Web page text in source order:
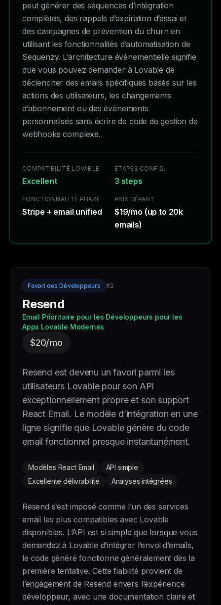
peut générer des séquences d’intégration
complètes, des rappels d’expiration d’essai et
des campagnes de prévention du churn en
utilisant les fonctionnalités d’automatisation de
Sequenzy. L’architecture événementielle signifie
que vous pouvez demander à Lovable de
déclencher des emails spécifiques basés sur les
actions des utilisateurs, les changements
d’abonnement ou des événements
personnalisés sans écrire de code de gestion de
webhooks complexe.
COMPATIBILITÉ LOVABLE
Excellent
ÉTAPES CONFIG.
3 steps
FONCTIONNALITÉ PHARE
Stripe + email unified
PRIX DÉPART
$19/mo (up to 20k
emails)
Favori des Développeurs #2
Resend
Email Prioritaire pour les Développeurs pour les
Apps Lovable Modernes
$20/mo
Resend est devenu un favori parmi les
utilisateurs Lovable pour son API
exceptionnellement propre et son support
React Email. Le modèle d’intégration en une
ligne signifie que Lovable génère du code
email fonctionnel presque instantanément.
Modèles React Email
API simple
Excellente délivrabilité
Analyses intégrées
Resend s’est imposé comme l’un des services
email les plus compatibles avec Lovable
disponibles. L’API est si simple que lorsque vous
demandez à Lovable d’intégrer l’envoi d’emails,
le code généré fonctionne généralement dès la
première tentative. Cette fiabilité provient de
l’engagement de Resend envers l’expérience
développeur, avec une documentation claire et